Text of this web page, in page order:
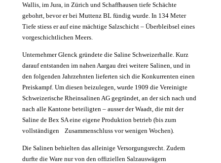
Wallis, im Jura, in Zürich und Schaffhausen tiefe Schächte
gebohrt, bevor er bei Muttenz BL fündig wurde. In 134 Meter
Tiefe stiess er auf eine mächtige Salzschicht – Überbleibsel eines
vorgeschichtlichen Meers.
Unternehmer Glenck gründete die Sa­line Schweizerhalle. Kurz
darauf entstanden im nahen Aargau drei weitere Salinen, und in
den folgenden Jahrzehnten lieferten sich die Konkurrenten einen
Preiskampf. Um diesen beizulegen, wurde 1909 die Vereinigte
Schweizerische Rheinsalinen AG gegründet, an der sich nach und
nach alle Kantone beteiligten – ausser der Waadt, die mit der
Saline de Bex SA ­eine eigene Produktion betrieb (bis zum
vollständigen Zusammenschluss vor wenigen Wochen).
Die Salinen behielten das alleinige Versorgungsrecht. Zudem
durfte die Ware nur von den offiziellen Salzauswägern